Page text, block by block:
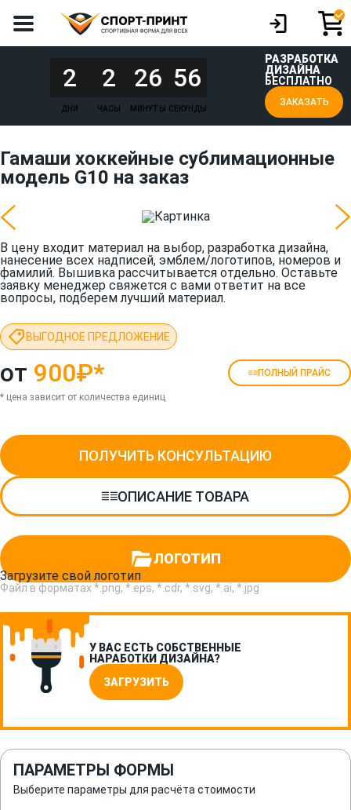
2
ДНИ
2
ЧАСЫ
26
МИНУТЫ
56
СЕКУНДЫ
РАЗРАБОТКА
ДИЗАЙНА
БЕСПЛАТНО
ЗАКАЗАТЬ
Гамаши хоккейные сублимационные
модель G10 на заказ
В цену входит материал на выбор, разработка дизайна,
нанесение всех надписей, эмблем/логотипов, номеров и
фамилий. Вышивка рассчитывается отдельно. Оставьте
заявку менеджер свяжется с вами ответит на все
вопросы, подберем лучший материал.
ВЫГОДНОЕ ПРЕДЛОЖЕНИЕ
от 900₽* ПОЛНЫЙ ПРАЙС
* цена зависит от количества единиц
ПОЛУЧИТЬ КОНСУЛЬТАЦИЮ
ОПИСАНИЕ ТОВАРА
ЛОГОТИП
Загрузите свой логотип
Файл в форматах *.png, *.eps, *.cdr, *.svg, *.ai, *.jpg
У ВАС ЕСТЬ СОБСТВЕННЫЕ
НАРАБОТКИ ДИЗАЙНА?
ЗАГРУЗИТЬ
ПАРАМЕТРЫ ФОРМЫ
Выберите параметры для расчёта стоимости